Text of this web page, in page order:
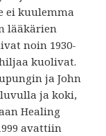
ei kuulemma
lääkärien
noin 1930-
kuolivat.
ja John
luvulla ja koki,
Healing
avattiin